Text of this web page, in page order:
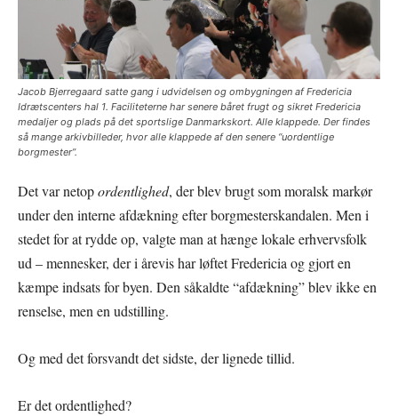
Jacob Bjerregaard satte gang i udvidelsen og ombygningen af Fredericia
Idrætscenters hal 1. Faciliteterne har senere båret frugt og sikret Fredericia
medaljer og plads på det sportslige Danmarkskort. Alle klappede. Der findes
så mange arkivbilleder, hvor alle klappede af den senere “uordentlige
borgmester”.
Det var netopordentlighed, der blev brugt som moralsk markør
under den interne afdækning efter borgmesterskandalen. Men i
stedet for at rydde op, valgte man at hænge lokale erhvervsfolk
ud – mennesker, der i årevis har løftet Fredericia og gjort en
kæmpe indsats for byen. Den såkaldte “afdækning” blev ikke en
renselse, men en udstilling.
Og med det forsvandt det sidste, der lignede tillid.
Er det ordentlighed?